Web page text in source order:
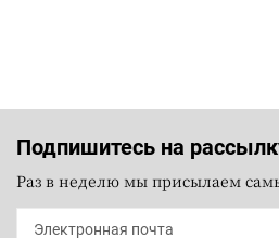
Подпишитесь на
Раз в неделю мы присылаем